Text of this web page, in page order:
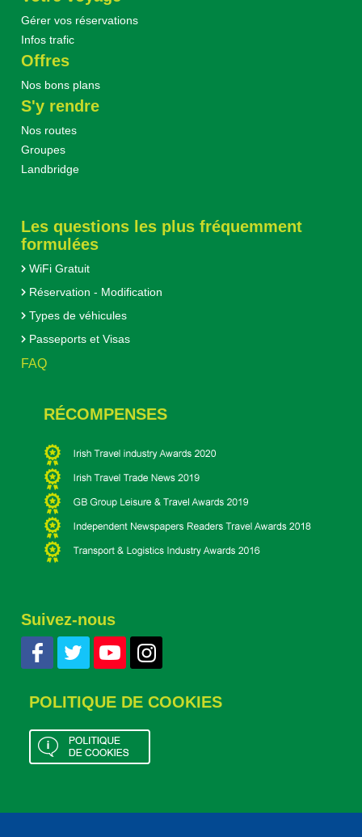
Gérer vos réservations
Infos trafic
Offres
Nos bons plans
S'y rendre
Nos routes
Groupes
Landbridge
Les questions les plus fréquemment
formulées
WiFi Gratuit
Réservation - Modification
Types de véhicules
Passeports et Visas
FAQ
RÉCOMPENSES
Suivez-nous
POLITIQUE DE COOKIES